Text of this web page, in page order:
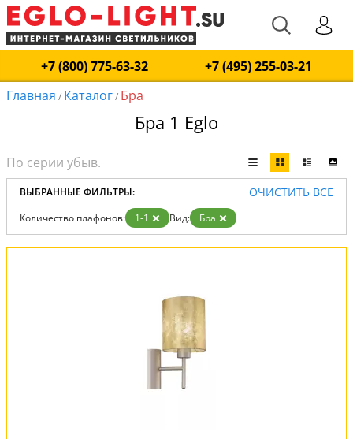
+7 (800) 775-63-32
+7 (495) 255-03-21
Главная / Каталог/ Бра
Бра 1 Eglo
ВЫБРАННЫЕ ФИЛЬТРЫ: ОЧИСТИТЬ ВСЕ
Количество плафонов: 1-1 Вид: Бра